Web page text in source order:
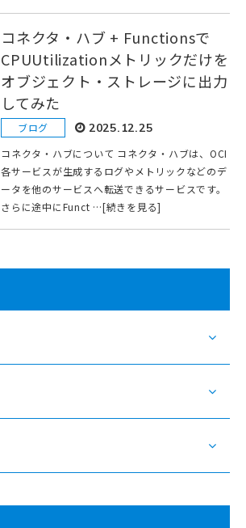
コネクタ・ハブ + Functionsで
CPUUtilizationメトリックだけを
オブジェクト・ストレージに出力
してみた
ブログ 2025.12.25
コネクタ・ハブについて コネクタ・ハブは、OCI
各サービスが生成するログやメトリックなどのデ
ータを他のサービスへ転送できるサービスです。
さらに途中にFunct …[続きを見る]